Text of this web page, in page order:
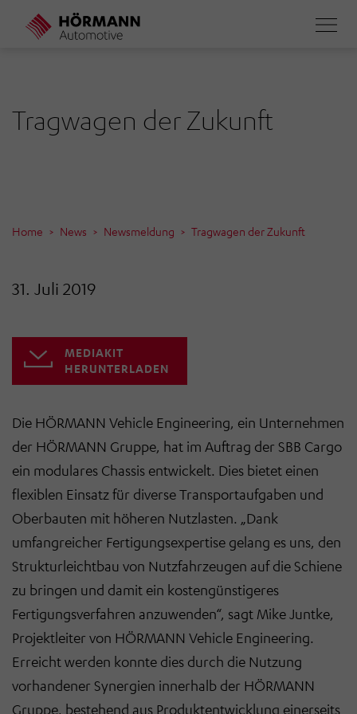
Direkt
Tragwagen der Zukunft
Home News Newsmeldung Tragwagen der Zukunft
31. Juli 2019
MEDIAKIT
HERUNTERLADEN
Die HÖRMANN Vehicle Engineering, ein Unternehmen
der HÖRMANN Gruppe, hat im Auftrag der SBB Cargo
ein modulares Chassis entwickelt. Dies bietet einen
flexiblen Einsatz für diverse Transportaufgaben und
Oberbauten mit höheren Nutzlasten. „Dank
umfangreicher Fertigungsexpertise gelang es uns, den
Strukturleichtbau von Nutzfahrzeugen auf die Schiene
zu bringen und damit ein kostengünstigeres
Fertigungsverfahren anzuwenden“, sagt Mike Juntke,
Projektleiter von HÖRMANN Vehicle Engineering.
Erreicht werden konnte dies durch die Nutzung
vorhandener Synergien innerhalb der HÖRMANN
Gruppe, bestehend aus Produktentwicklung einerseits